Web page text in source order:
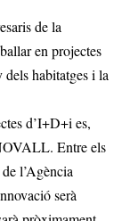
de la
en projectes
dels habitatges i la
d’I+D+i es,
Entre els
l’Agència
serà